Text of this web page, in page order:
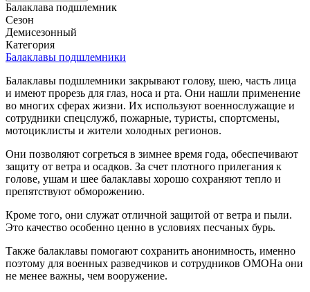
Балаклава подшлемник
Сезон
Демисезонный
Категория
Балаклавы подшлемники
Балаклавы подшлемники закрывают голову, шею, часть лица
и имеют прорезь для глаз, носа и рта. Они нашли применение
во многих сферах жизни. Их используют военнослужащие и
сотрудники спецслужб, пожарные, туристы, спортсмены,
мотоциклисты и жители холодных регионов.
Они позволяют согреться в зимнее время года, обеспечивают
защиту от ветра и осадков. За счет плотного прилегания к
голове, ушам и шее балаклавы хорошо сохраняют тепло и
препятствуют обморожению.
Кроме того, они служат отличной защитой от ветра и пыли.
Это качество особенно ценно в условиях песчаных бурь.
Также балаклавы помогают сохранить анонимность, именно
поэтому для военных разведчиков и сотрудников ОМОНа они
не менее важны, чем вооружение.